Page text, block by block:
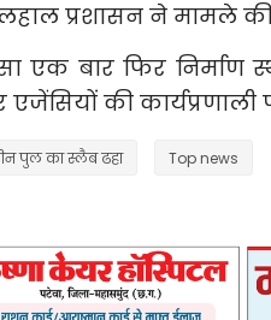
प्रशासन ने मामले
एक बार फिर निर्माण
एजेंसियों की
पुल का स्लैब ढहा Top news